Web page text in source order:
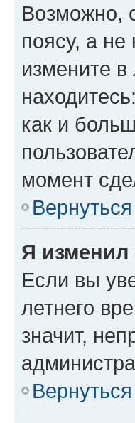
Возможно,
поясу, а не
измените в
как и
момент
Я изменил
Если вы
летнего
значит,